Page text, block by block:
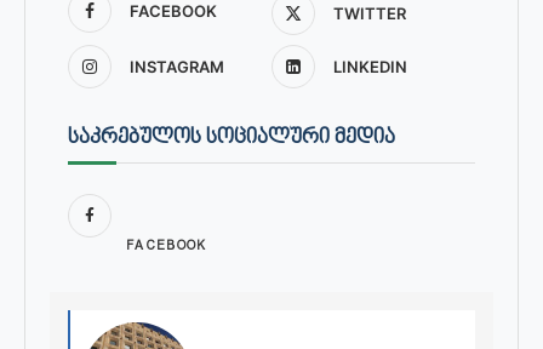
FACEBOOK TWITTER
INSTAGRAM LINKEDIN
ᲡᲐᲙᲠᲔᲑᲣᲚᲝᲡ ᲡᲝᲪᲘᲐᲚᲣᲠᲘ ᲛᲔᲓᲘᲐ
FACEBOOK